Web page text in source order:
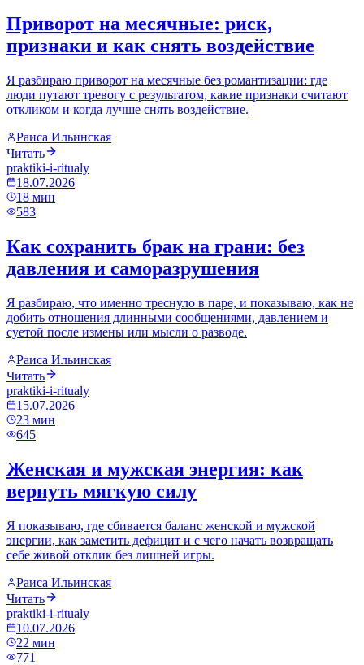
Приворот на месячные: риск,
признаки и как снять воздействие
Я разбираю приворот на месячные без романтизации: где
люди путают тревогу с результатом, какие признаки считают
откликом и когда лучше снять воздействие.
Раиса Ильинская
Читать
praktiki-i-ritualy
18.07.2026
18 мин
583
Как сохранить брак на грани: без
давления и саморазрушения
Я разбираю, что именно треснуло в паре, и показываю, как не
добить отношения длинными сообщениями, давлением и
суетой после измены или мысли о разводе.
Раиса Ильинская
Читать
praktiki-i-ritualy
15.07.2026
23 мин
645
Женская и мужская энергия: как
вернуть мягкую силу
Я показываю, где сбивается баланс женской и мужской
энергии, как заметить дефицит и с чего начать возвращать
себе живой отклик без лишней игры.
Раиса Ильинская
Читать
praktiki-i-ritualy
10.07.2026
22 мин
771